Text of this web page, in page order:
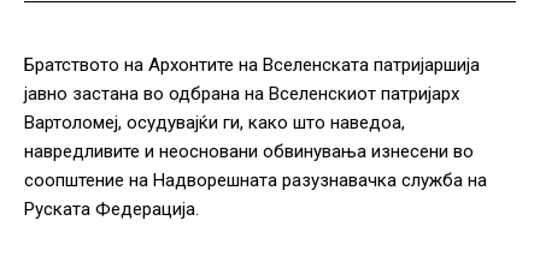
Братството на Архонтите на Вселенската патријаршија
јавно застана во одбрана на Вселенскиот патријарх
Вартоломеј, осудувајќи ги, како што наведоа,
навредливите и неосновани обвинувања изнесени во
соопштение на Надворешната разузнавачка служба на
Руската Федерација.